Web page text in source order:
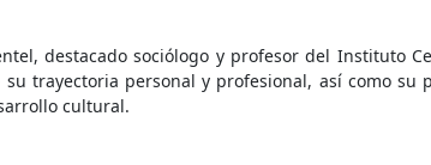
destacado sociólogo y profesor del Instituto
su trayectoria personal y profesional, así como su
cultural.